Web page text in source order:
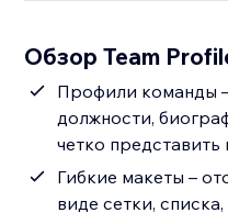
Обзор Team
Профили команды
должности,
четко
Гибкие макеты –
виде сетки,